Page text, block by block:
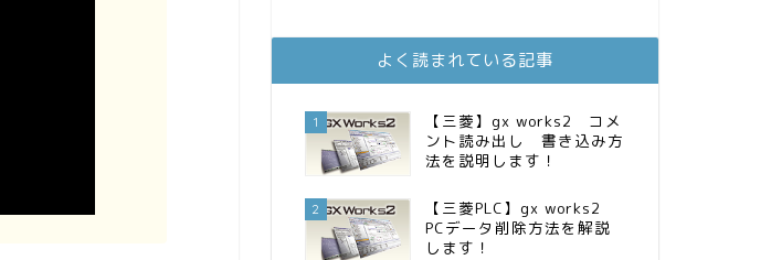
13位 FPが実践するお金の知恵を磨く勉強会
MBAのインデックス投資日記
15位 かけこみリタイヤ―のダイヤリー
よく読まれている記事
1
【三菱】gx works2 コメ
ント読み出し 書き込み方
法を説明します！
2
【三菱PLC】gx works2
PCデータ削除方法を解説
します！